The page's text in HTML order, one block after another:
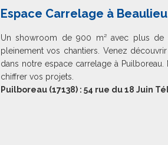
Espace Carrelage à Beaulieu
Un showroom de 900 m² avec plus de
pleinement vos chantiers. Venez
dans notre espace carrelage à
chiffrer vos projets.
Puilboreau (17138) : 54 rue du 18 Juin